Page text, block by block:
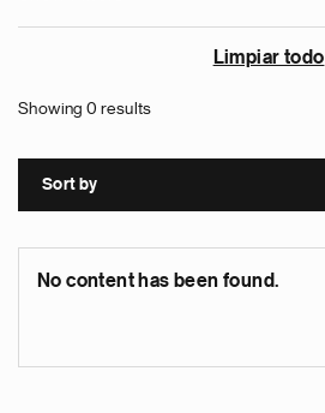
Limpiar todo
Showing 0 results
Sort by
No content has been found.